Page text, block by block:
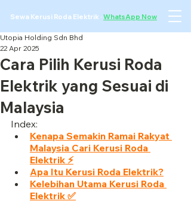
Sewa Kerusi Roda Elektrik · WhatsApp Now
Cara Pilih Kerusi Roda
Elektrik yang Sesuai di
Malaysia
Utopia Holding Sdn Bhd
22 Apr 2025
Index:
Kenapa Semakin Ramai Rakyat
Malaysia Cari Kerusi Roda
Elektrik ⚡
Apa Itu Kerusi Roda Elektrik?
Kelebihan Utama Kerusi Roda
Elektrik ✅